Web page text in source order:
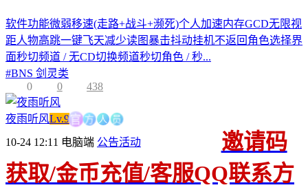
软件功能微弱移速(走路+战斗+濒死)个人加速内存GCD无限视
距人物高跳一键飞天减少读图暴击抖动挂机不返回角色选择界
面秒切频道 / 无CD切换频道秒切角色 / 秒...
#BNS 剑灵类
0
0 438
夜雨听风Lv.9官方人员
10-24 12:11 电脑端 公告活动
邀请码
获取/金币充值/客服QQ联系方